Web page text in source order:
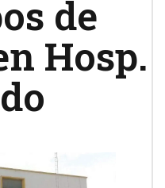
de
Hosp.